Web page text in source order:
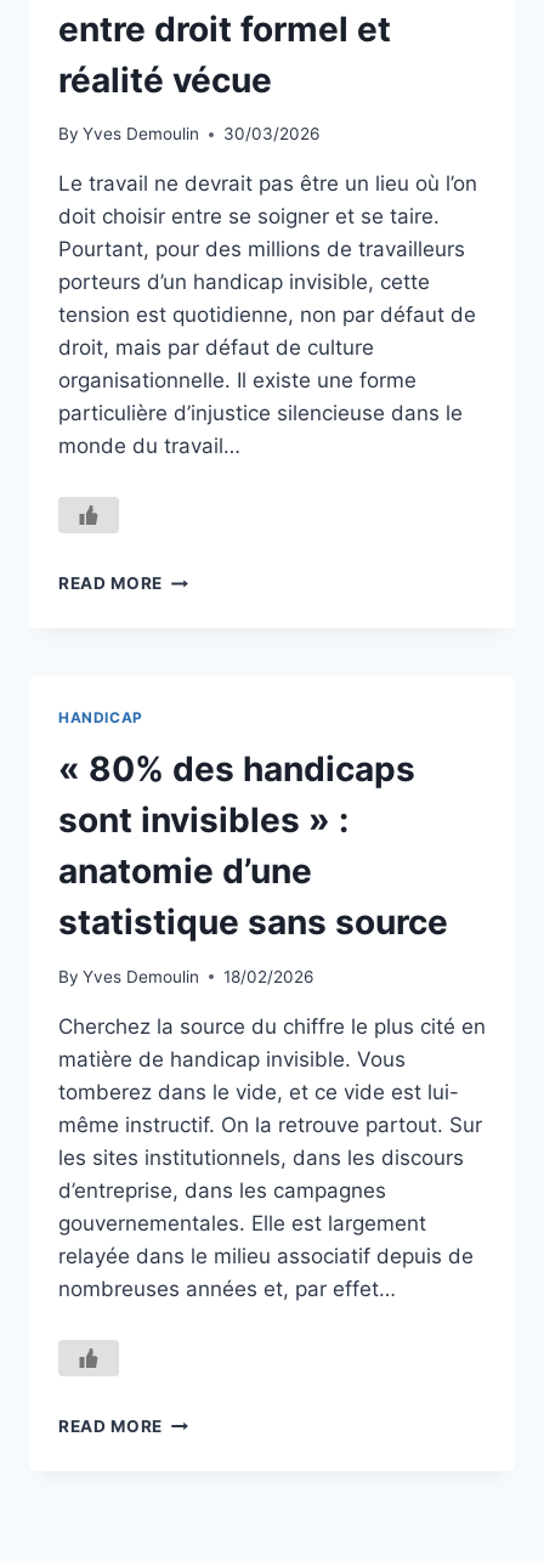
entre droit formel et
réalité vécue
By Yves Demoulin 30/03/2026
Le travail ne devrait pas être un lieu où l’on
doit choisir entre se soigner et se taire.
Pourtant, pour des millions de travailleurs
porteurs d’un handicap invisible, cette
tension est quotidienne, non par défaut de
droit, mais par défaut de culture
organisationnelle. Il existe une forme
particulière d’injustice silencieuse dans le
monde du travail…
READ MORE QUAND
TRAVAIL
ENTRE
DROIT
FORMEL
RÉALITÉ
VÉCUE
HANDICAP
« 80% des handicaps
sont invisibles » :
anatomie d’une
statistique sans source
By Yves Demoulin 18/02/2026
Cherchez la source du chiffre le plus cité en
matière de handicap invisible. Vous
tomberez dans le vide, et ce vide est lui-
même instructif. On la retrouve partout. Sur
les sites institutionnels, dans les discours
d’entreprise, dans les campagnes
gouvernementales. Elle est largement
relayée dans le milieu associatif depuis de
nombreuses années et, par effet…
READ MORE